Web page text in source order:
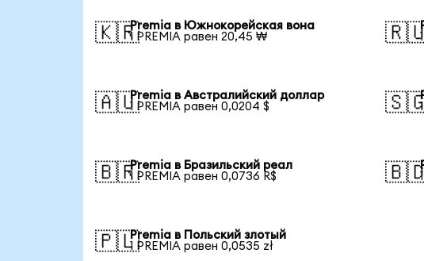
🇰🇷Premia в Южнокорейская вона
1 PREMIA равен 20,45 ₩
🇦🇺Premia в Австралийский доллар
1 PREMIA равен 0,0204 $
🇧🇷Premia в Бразильский реал
1 PREMIA равен 0,0736 R$
🇵🇱Premia в Польский злотый
1 PREMIA равен 0,0535 zł